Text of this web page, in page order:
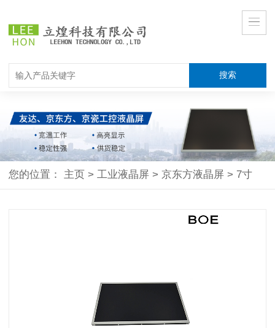
您的位置： 主页 > 工业液晶屏 > 京东方液晶屏 > 7寸